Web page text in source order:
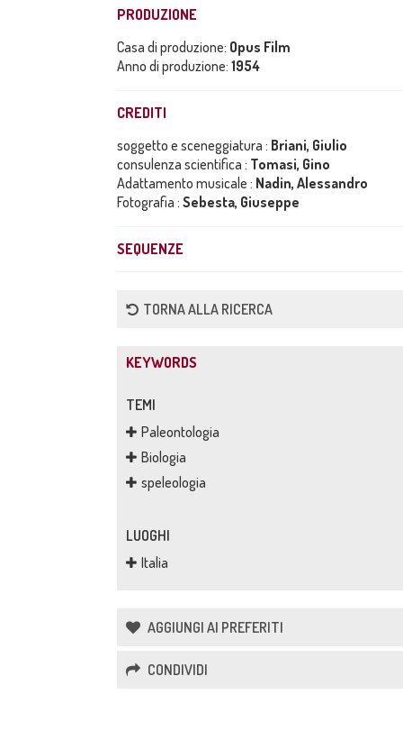
PRODUZIONE
Casa di produzione: Opus Film
Anno di produzione: 1954
CREDITI
soggetto e sceneggiatura : Briani, Giulio
consulenza scientifica : Tomasi, Gino
Adattamento musicale : Nadin, Alessandro
Fotografia : Sebesta, Giuseppe
SEQUENZE
TORNA ALLA RICERCA
KEYWORDS
TEMI
Paleontologia
Biologia
speleologia
LUOGHI
Italia
AGGIUNGI AI PREFERITI
CONDIVIDI